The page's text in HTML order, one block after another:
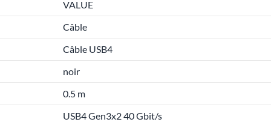
VALUE
Câble
Câble USB4
noir
0.5 m
USB4 Gen3x2 40 Gbit/s